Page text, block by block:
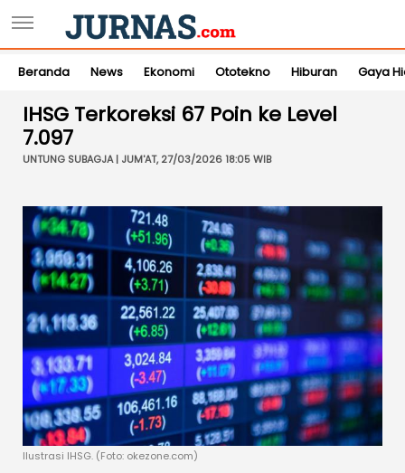
Beranda News Ekonomi Ototekno Hiburan Gaya
IHSG Terkoreksi 67 Poin ke Level
7.097
UNTUNG SUBAGJA | JUM'AT, 27/03/2026 18:05 WIB
Ilustrasi IHSG. (Foto: okezone.com)